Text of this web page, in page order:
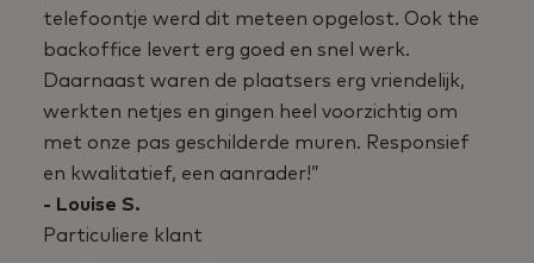
telefoontje werd dit meteen opgelost. Ook the
backoffice levert erg goed en snel werk.
Daarnaast waren de plaatsers erg vriendelijk,
werkten netjes en gingen heel voorzichtig om
met onze pas geschilderde muren. Responsief
en kwalitatief, een aanrader!”
- Louise S.
Particuliere klant